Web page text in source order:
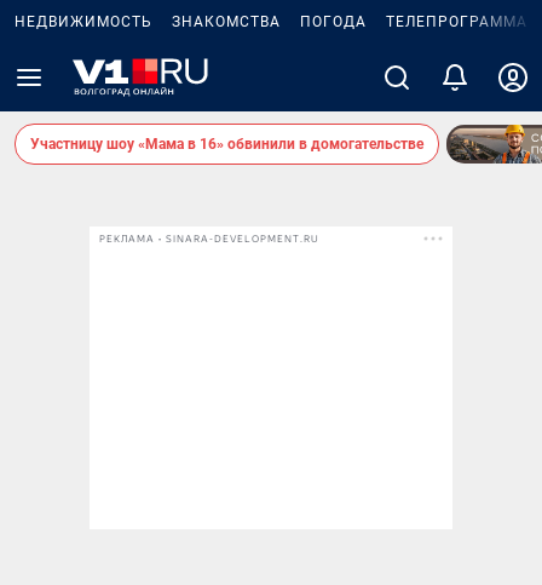
НЕДВИЖИМОСТЬ ЗНАКОМСТВА ПОГОДА ТЕЛЕПРОГРАММА
Участницу шоу «Мама в 16» обвинили в домогательстве
РЕКЛАМА • SINARA-DEVELOPMENT.RU